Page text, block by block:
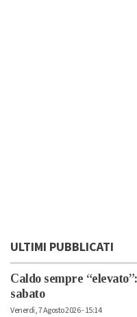
ULTIMI PUBBLICATI
Caldo sempre
sabato
Venerdì, 7 Agosto 2026 - 15:14